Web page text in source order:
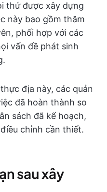
thứ được xây dựng
này bao gồm thăm
phối hợp với các
vấn đề phát sinh
địa này, các quản
đã hoàn thành so
sách đã kế hoạch,
chỉnh cần thiết.
sau xây